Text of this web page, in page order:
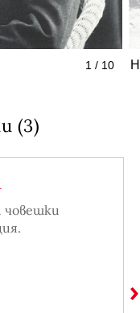
1 / 10
(3)
човешки